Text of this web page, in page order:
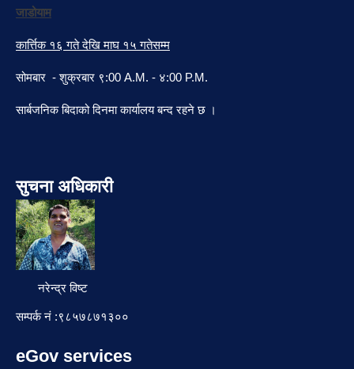
जाडोयाम
कार्त्तिक १६ गते देखि माघ १५ गतेसम्म
सोमबार - शुक्रबार ९:00 A.M. - ४:00 P.M.
सार्बजनिक बिदाको दिनमा कार्यालय बन्द रहने छ ।
सुचना अधिकारी
नरेन्द्र विष्ट
सम्पर्क नं :९८५७८७१३००
eGov services